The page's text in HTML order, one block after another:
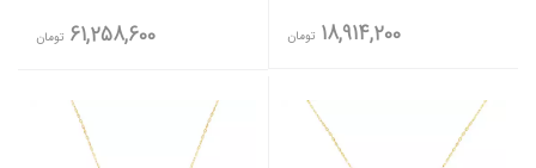
18,914,200 تومان 61,258,600 تومان